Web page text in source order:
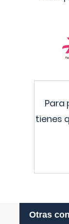
Para
tienes
Otras